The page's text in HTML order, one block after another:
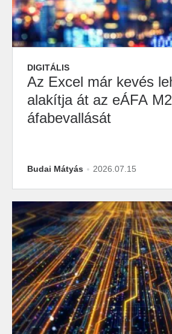
DIGITÁLIS
Az Excel már kevés
alakítja át az eÁFA
áfabevallását
Budai Mátyás 2026.07.15